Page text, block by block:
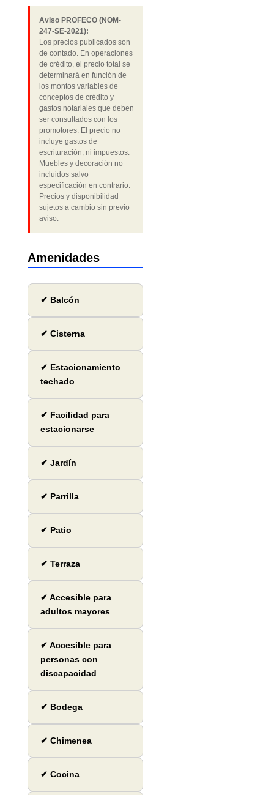
Aviso PROFECO (NOM-
247-SE-2021):
Los precios publicados son
de contado. En operaciones
de crédito, el precio total se
determinará en función de
los montos variables de
conceptos de crédito y
gastos notariales que deben
ser consultados con los
promotores. El precio no
incluye gastos de
escrituración, ni impuestos.
Muebles y decoración no
incluidos salvo
especificación en contrario.
Precios y disponibilidad
sujetos a cambio sin previo
aviso.
Amenidades
✔ Balcón
✔ Cisterna
✔ Estacionamiento
techado
✔ Facilidad para
estacionarse
✔ Jardín
✔ Parrilla
✔ Patio
✔ Terraza
✔ Accesible para
adultos mayores
✔ Accesible para
personas con
discapacidad
✔ Bodega
✔ Chimenea
✔ Cocina